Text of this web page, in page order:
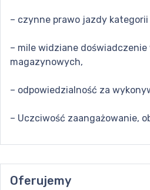
– czynne prawo jazdy kategorii
– mile widziane doświadczenie
magazynowych,
– odpowiedzialność za
– Uczciwość zaangażowanie,
Oferujemy